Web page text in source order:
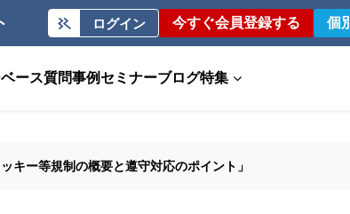
ログイン 今すぐ会員登録する 個
ース質問事例 セミナーブログ特集
キー等規制の概要と遵守対応のポイント」